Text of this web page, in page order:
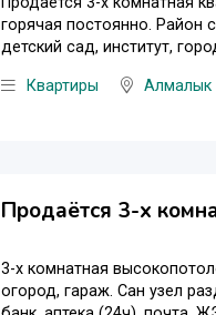
горячая постоянно. Район
детский сад, институт,
Квартиры Алмалык
Продаётся 3-х
3-х комнатная
огород, гараж. Сан узел